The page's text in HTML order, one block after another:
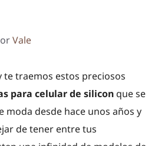
Vale
te traemos estos preciosos
para celular de silicon que se
moda desde hace unos años y
de tener entre tus